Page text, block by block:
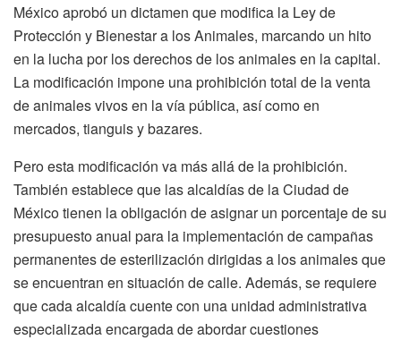
México aprobó un dictamen que modifica la Ley de
Protección y Bienestar a los Animales, marcando un hito
en la lucha por los derechos de los animales en la capital.
La modificación impone una prohibición total de la venta
de animales vivos en la vía pública, así como en
mercados, tianguis y bazares.
Pero esta modificación va más allá de la prohibición.
También establece que las alcaldías de la Ciudad de
México tienen la obligación de asignar un porcentaje de su
presupuesto anual para la implementación de campañas
permanentes de esterilización dirigidas a los animales que
se encuentran en situación de calle. Además, se requiere
que cada alcaldía cuente con una unidad administrativa
especializada encargada de abordar cuestiones